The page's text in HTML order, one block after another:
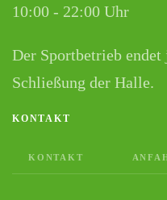
10:00 - 22:00 Uhr
Der Sportbetrieb
Schließung der Halle.
KONTAKT
KONTAKT